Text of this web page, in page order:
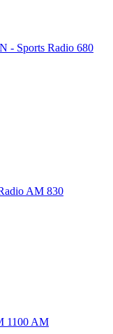
- Sports Radio 680
AM 830
1100 AM